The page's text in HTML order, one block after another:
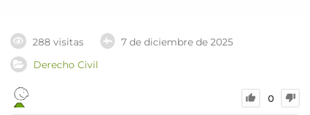
288 visitas
7 de diciembre de 2025
Derecho Civil
0